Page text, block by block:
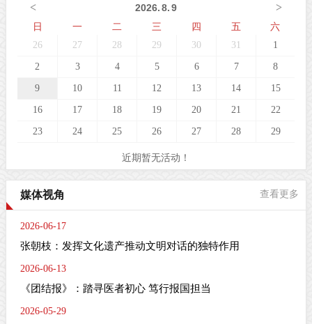
应。这一困境，已成为临床治疗的主
< >
2026.8.9
日
一 二 三 四 五 六
26 27 28 29 30 31 1
2 3 4 5 6 7 8
9 10 11 12 13 14 15
16 17 18 19 20 21 22
23 24 25 26 27 28 29
近期暂无活动！
媒体视角 查看更多
2026-06-17
张朝枝：发挥文化遗产推动文明对话的独特作用
2026-06-13
《团结报》：踏寻医者初心 笃行报国担当
2026-05-29